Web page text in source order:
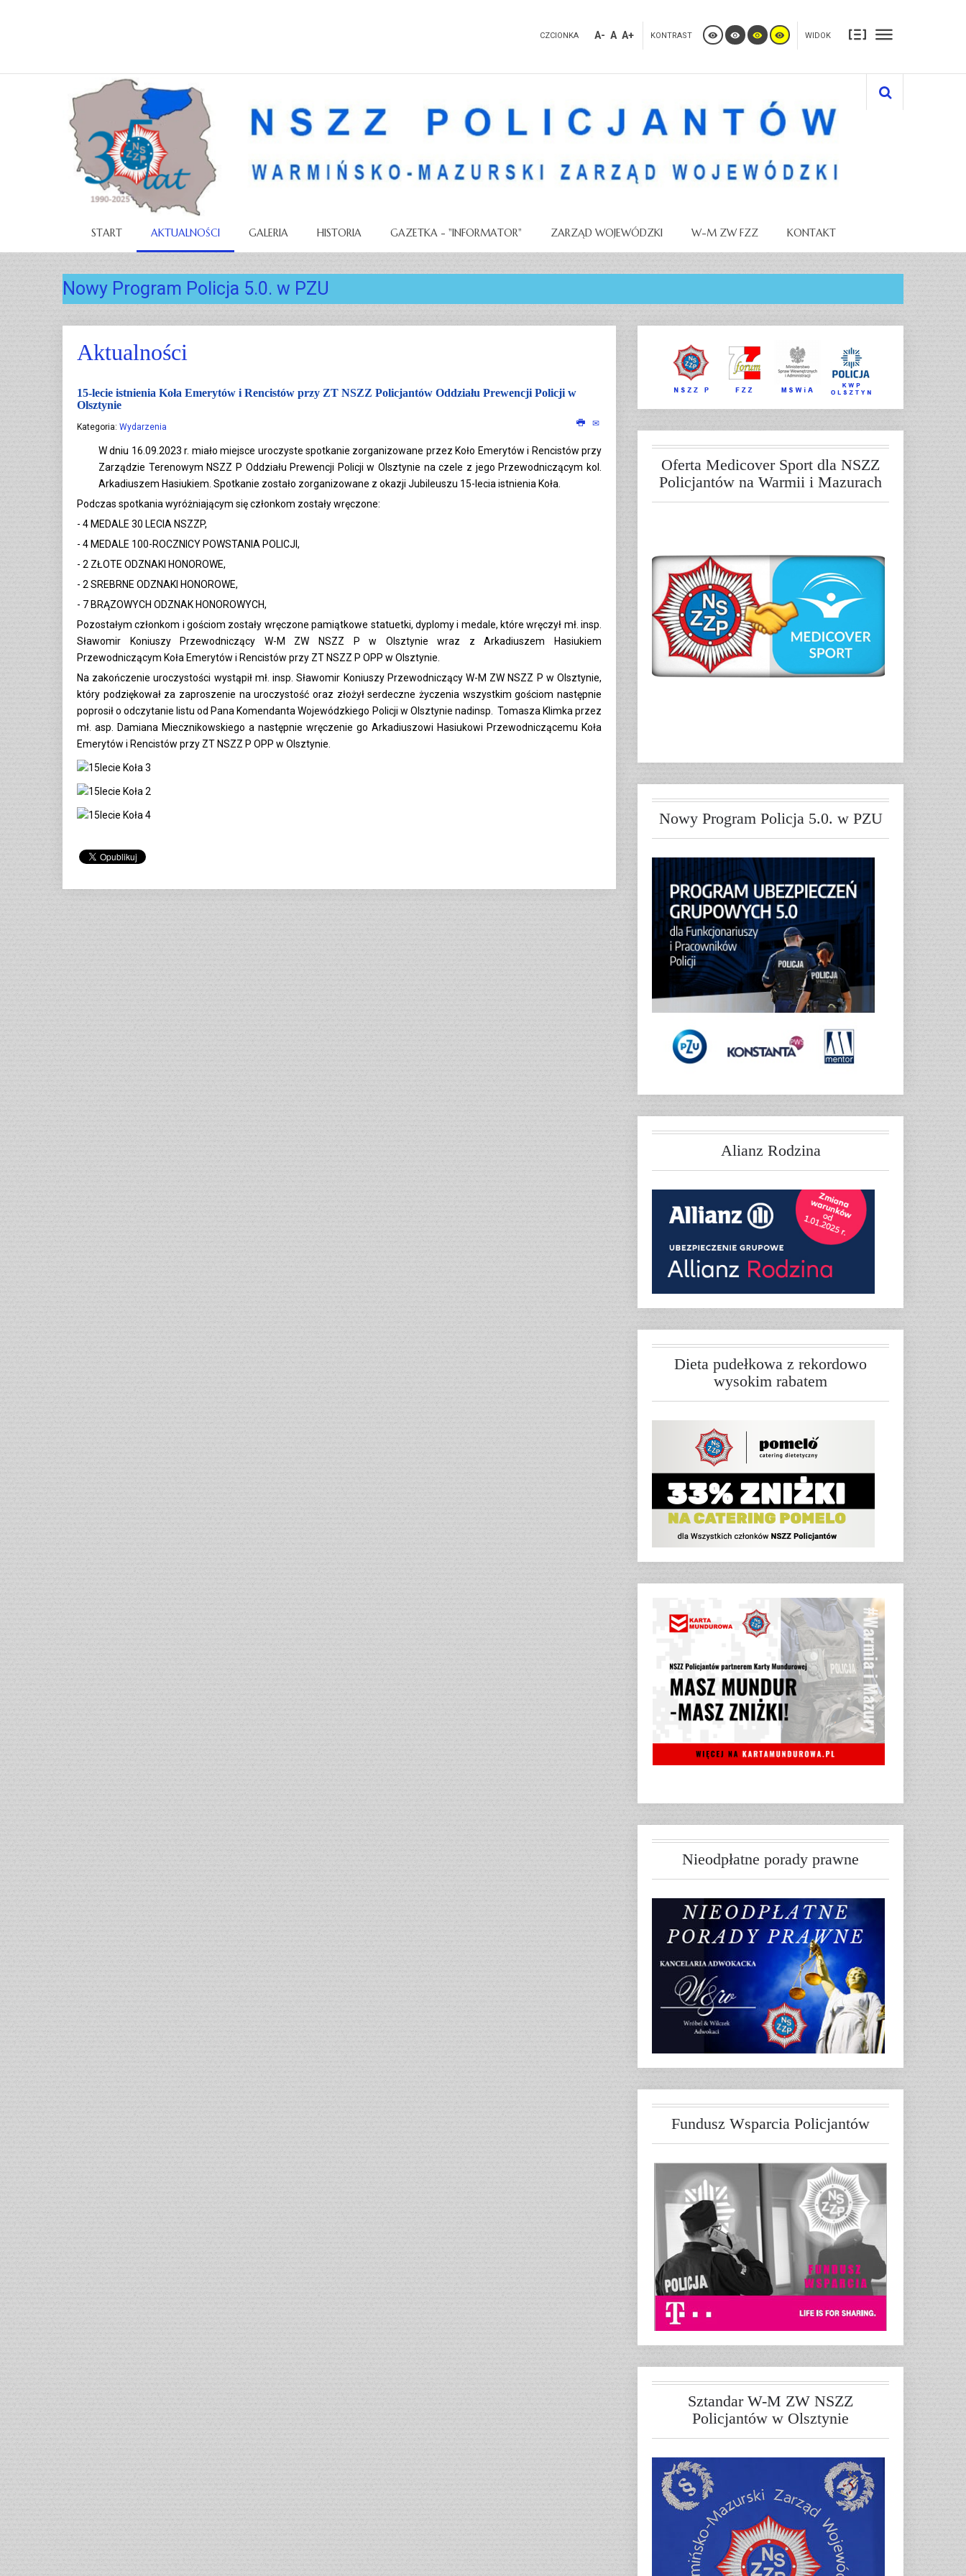
CZCIONKA A- A A+ KONTRAST WIDOK
START AKTUALNOŚCI GALERIA HISTORIA GAZETKA - "INFORMATOR" ZARZĄD WOJEWÓDZKI W-M ZW FZZ KONTAKT
Nowy Program Policja 5.0. w PZU
Aktualności
15-lecie istnienia Koła Emerytów i Rencistów przy ZT NSZZ Policjantów Oddziału Prewencji Policji w
Olsztynie
Kategoria: Wydarzenia
W dniu 16.09.2023 r. miało miejsce uroczyste spotkanie zorganizowane przez Koło Emerytów i Rencistów przy
Zarządzie Terenowym NSZZ P Oddziału Prewencji Policji w Olsztynie na czele z jego Przewodniczącym kol.
Arkadiuszem Hasiukiem. Spotkanie zostało zorganizowane z okazji Jubileuszu 15-lecia istnienia Koła.
Podczas spotkania wyróżniającym się członkom zostały wręczone:
- 4 MEDALE 30 LECIA NSZZP,
- 4 MEDALE 100-ROCZNICY POWSTANIA POLICJI,
- 2 ZŁOTE ODZNAKI HONOROWE,
- 2 SREBRNE ODZNAKI HONOROWE,
- 7 BRĄZOWYCH ODZNAK HONOROWYCH,
Pozostałym członkom i gościom zostały wręczone pamiątkowe statuetki, dyplomy i medale, które wręczył mł. insp.
Sławomir Koniuszy Przewodniczący W-M ZW NSZZ P w Olsztynie wraz z Arkadiuszem Hasiukiem
Przewodniczącym Koła Emerytów i Rencistów przy ZT NSZZ P OPP w Olsztynie.
Na zakończenie uroczystości wystąpił mł. insp. Sławomir Koniuszy Przewodniczący W-M ZW NSZZ P w Olsztynie,
który podziękował za zaproszenie na uroczystość oraz złożył serdeczne życzenia wszystkim gościom następnie
poprosił o odczytanie listu od Pana Komendanta Wojewódzkiego Policji w Olsztynie nadinsp. Tomasza Klimka przez
mł. asp. Damiana Miecznikowskiego a następnie wręczenie go Arkadiuszowi Hasiukowi Przewodniczącemu Koła
Emerytów i Rencistów przy ZT NSZZ P OPP w Olsztynie.
Oferta Medicover Sport dla NSZZ
Policjantów na Warmii i Mazurach
Nowy Program Policja 5.0. w PZU
Alianz Rodzina
Dieta pudełkowa z rekordowo
wysokim rabatem
Nieodpłatne porady prawne
Fundusz Wsparcia Policjantów
Sztandar W-M ZW NSZZ
Policjantów w Olsztynie